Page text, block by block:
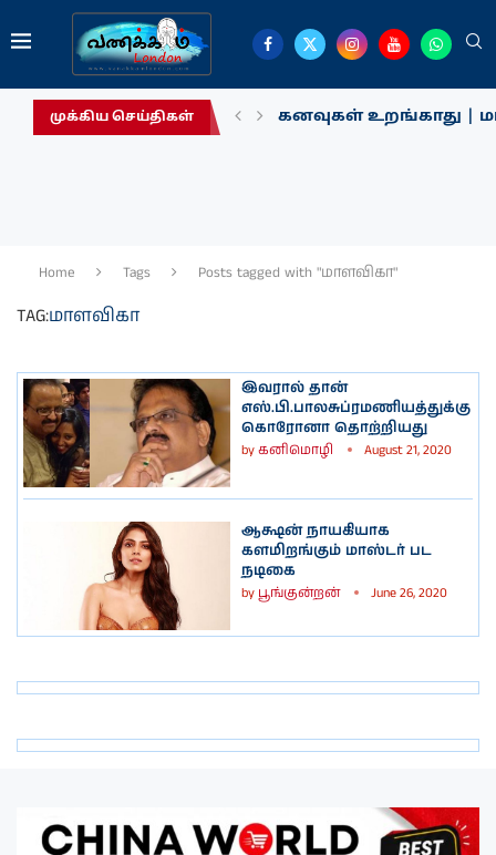
முக்கிய செய்திகள் கனவுகள் உறங்காது |
Home Tags Posts tagged with "மாளவிகா"
TAG:மாளவிகா
இவரால் தான்
எஸ்.பி.பாலசுப்ரமணியத்துக்கு
கொரோனா தொற்றியது
byகனிமொழி August 21, 2020
ஆக்ஷன் நாயகியாக
களமிறங்கும் மாஸ்டர் பட
நடிகை
by பூங்குன்றன் June 26, 2020